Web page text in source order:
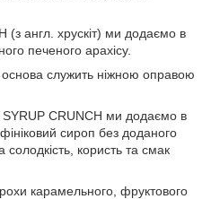
(з англ. хрускіт) ми додаємо в
печеного арахісу.
служить ніжною оправою
CRUNCH ми додаємо в
сироп без доданого
користь та смак
карамельного, фруктового